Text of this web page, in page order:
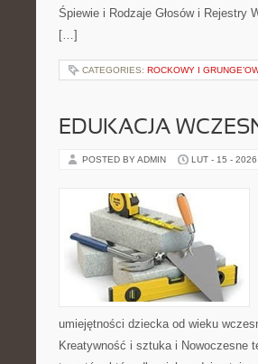
Śpiewie i Rodzaje Głosów i Rejestry
[…]
CATEGORIES: ROCKOWY I
EDUKACJA
POSTED BY ADMIN LUT - 15 - 2026
umiejętności dziecka od wieku
Kreatywność i sztuka i Nowoczesne